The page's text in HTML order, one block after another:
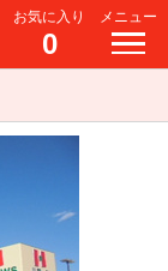
お気に入り
0
メニュー